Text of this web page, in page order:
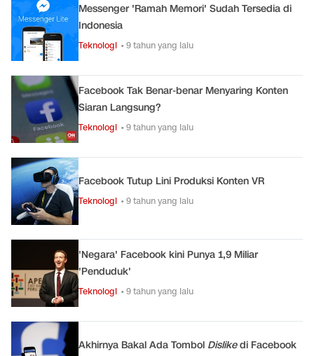
Messenger 'Ramah Memori' Sudah Tersedia di
Indonesia
Teknologi • 9 tahun yang lalu
Facebook Tak Benar-benar Menyaring Konten
Siaran Langsung?
Teknologi • 9 tahun yang lalu
Facebook Tutup Lini Produksi Konten VR
Teknologi • 9 tahun yang lalu
'Negara' Facebook kini Punya 1,9 Miliar
'Penduduk'
Teknologi • 9 tahun yang lalu
Akhirnya Bakal Ada Tombol Dislikedi Facebook